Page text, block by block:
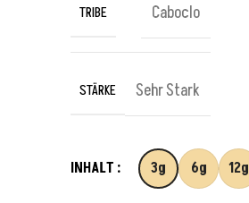
TRIBE Caboclo
STÄRKE Sehr Stark
INHALT 3g 6g 12g